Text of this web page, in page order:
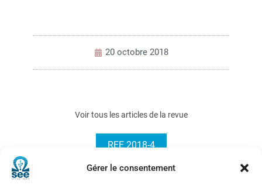
Gérer le consentement
20 octobre 2018
Voir tous les articles de la revue
REE 2018-4